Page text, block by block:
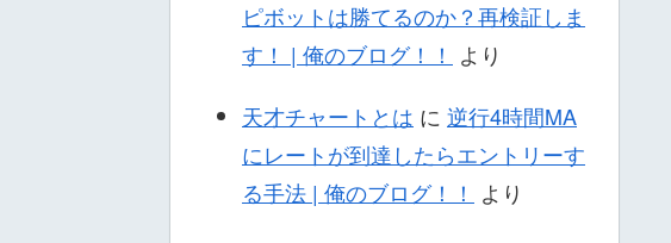
ピボットは勝てるのか？再検証しま
す！ | 俺のブログ！！ より
天才チャートとは に 逆行4時間MA
にレートが到達したらエントリーす
る手法 | 俺のブログ！！ より